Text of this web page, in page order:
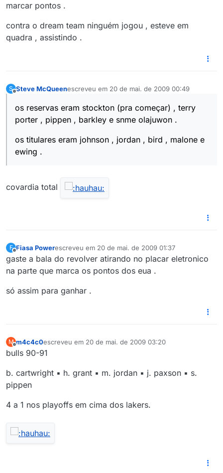
marcar pontos .
contra o dream team ninguém jogou , esteve em
quadra , assistindo .
S Steve McQueenescreveu em 20 de mai. de 2009 00:49
última edição por
os reservas eram stockton (pra começar) , terry
porter , pippen , barkley e snme olajuwon .
os titulares eram johnson , jordan , bird , malone e
ewing .
covardia total
F
Offline
Fiasa Powerescreveu em 20 de mai. de 2009 01:37
última edição por
gaste a bala do revolver atirando no placar eletronico
na parte que marca os pontos dos eua .
só assim para ganhar .
M
Offline
m4c4c0escreveu em 20 de mai. de 2009 03:20
última edição por
bulls 90-91
b. cartwright ▪ h. grant ▪ m. jordan ▪ j. paxson ▪ s.
pippen
4 a 1 nos playoffs em cima dos lakers.